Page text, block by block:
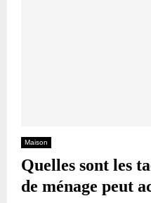
Maison
Quelles sont les
de ménage peut